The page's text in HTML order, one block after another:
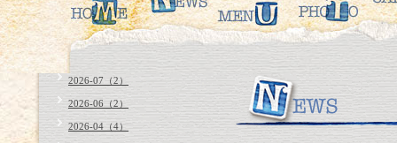
2026-07（2）
2026-06（2）
2026-04（4）